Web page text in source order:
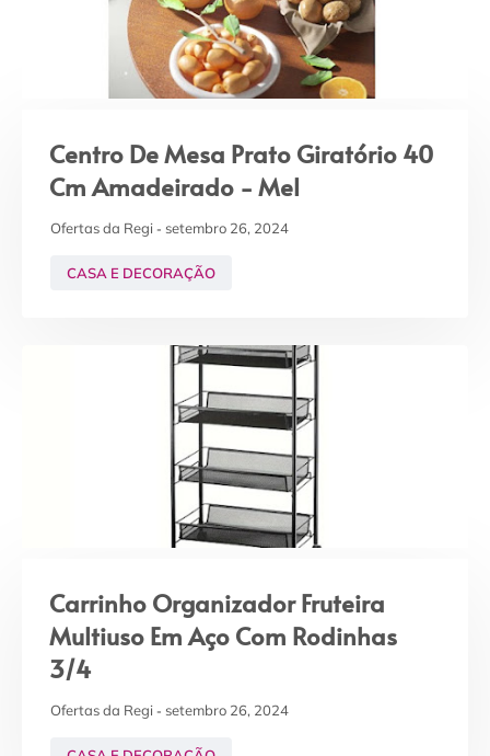
Centro De Mesa Prato Giratório 40
Cm Amadeirado - Mel
Ofertas da Regi setembro 26, 2024
CASA E DECORAÇÃO
Carrinho Organizador Fruteira
Multiuso Em Aço Com Rodinhas
3/4
Ofertas da Regi setembro 26, 2024